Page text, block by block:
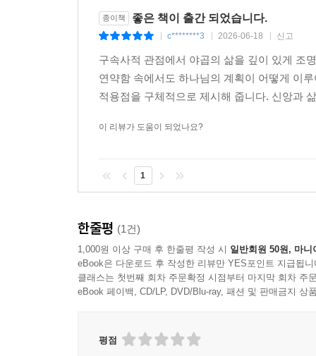
종이책 좋은 책이 출간 되었습니다.
c********3 2026-06-18 신고
구속사적 관점에서 야곱의 삶을 깊이 있게 조
연약함 속에서도 하나님의 계획이 어떻게 이
적용점을 구체적으로 제시해 줍니다. 신앙과
이 리뷰가 도움이 되었나요?
1
한줄평 (1건)
1,000원 이상 구매 후 한줄평 작성 시 일반회원 50원, 마니
eBook은 다운로드 후 작성한 리뷰만 YES포인트 지급됩니
클래스는 첫번째 회차 주문확정 시점부터 마지막 회차 주
eBook 페이백, CD/LP, DVD/Blu-ray, 패션 및 판매금지 상
평점